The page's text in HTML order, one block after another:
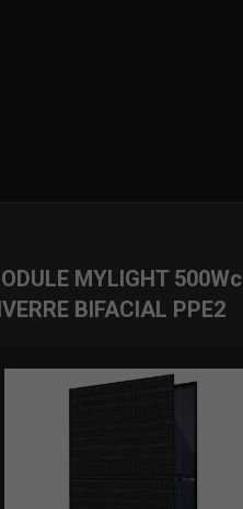
MYLIGHT 500Wc
BIFACIAL PPE2